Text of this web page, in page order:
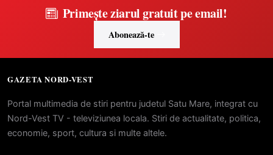
Primește ziarul gratuit pe email!
Abonează-te
GAZETA NORD-VEST
Portal multimedia de stiri pentru judetul Satu Mare, integrat cu
Nord-Vest TV - televiziunea locala. Stiri de actualitate, politica,
economie, sport, cultura si multe altele.